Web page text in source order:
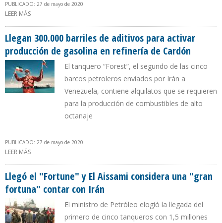
PUBLICADO: 27 de mayo de 2020
LEER MÁS
Llegan 300.000 barriles de aditivos para activar
producción de gasolina en refinería de Cardón
El tanquero “Forest”, el segundo de las cinco
barcos petroleros enviados por Irán a
Venezuela, contiene alquilatos que se requieren
para la producción de combustibles de alto
octanaje
PUBLICADO: 27 de mayo de 2020
LEER MÁS
Llegó el "Fortune" y El Aissami considera una "gran
fortuna" contar con Irán
El ministro de Petróleo elogió la llegada del
primero de cinco tanqueros con 1,5 millones